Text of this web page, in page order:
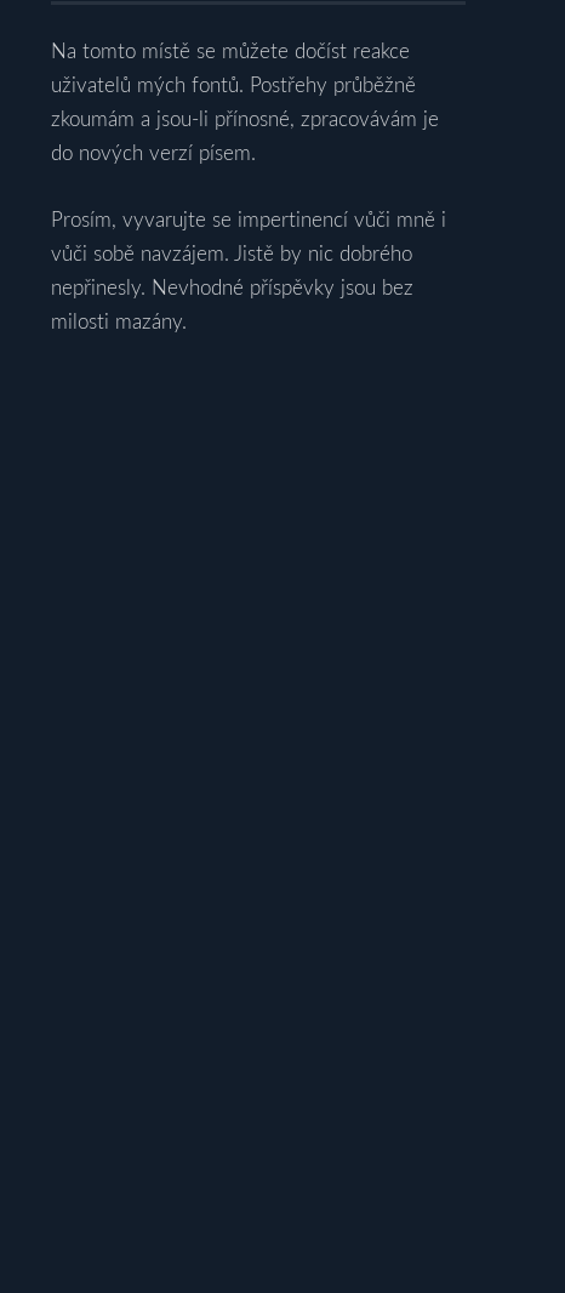
Na tomto místě se můžete dočíst reakce
uživatelů mých fontů. Postřehy průběžně
zkoumám a jsou-li přínosné, zpracovávám je
do nových verzí písem.
Prosím, vyvarujte se impertinencí vůči mně i
vůči sobě navzájem. Jistě by nic dobrého
nepřinesly. Nevhodné příspěvky jsou bez
milosti mazány.